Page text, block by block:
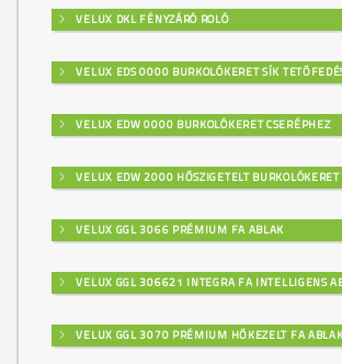
M336
BAUMIT MOZAIK
SZÍNEK (ÚJ 2021)
M337
VELUX DKL FÉNYZÁRÓ ROLÓ
VELUX EDS 0000 BURKOLÓKERET SÍK
VELUX EDW 0000 BURKOLÓKERET CSERÉPHEZ
VELUX EDW 2000 HŐSZIGETELT BURKOLÓKERET
VELUX GGL 3066 PRÉMIUM FA ABLAK
VELUX GGL 306621 INTEGRA FA INTELLIGENS
VELUX GGL 3070 PRÉMIUM HŐKEZELT FA ABLAK